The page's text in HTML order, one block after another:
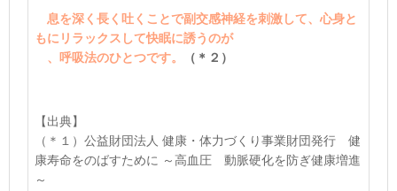
息を深く長く吐くことで副交感神経を刺激して、心身と
もにリラックスして快眠に誘うのが
、呼吸法のひとつです。
（＊２）
【出典】
（＊１）公益財団法人 健康・体力づくり事業財団発行 健
康寿命をのばすために ～高血圧 動脈硬化を防ぎ健康増進
～